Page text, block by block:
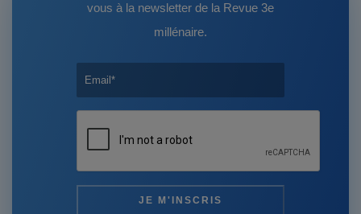
vous à la newsletter de la Revue 3e
millénaire.